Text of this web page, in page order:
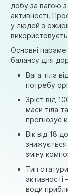
добу за вагою
активності.
у людей з
Основні
балансу для
Вага тіла
потребу
Зріст від
маси тіла
прогнозує
Вік від 18
зміну
Тип
води